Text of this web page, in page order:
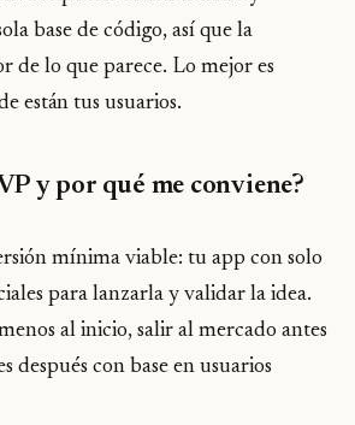
base de código, así que la
de lo que parece. Lo mejor es
están tus usuarios.
y por qué me conviene?
mínima viable: tu app con solo
para lanzarla y validar la idea.
al inicio, salir al mercado antes
después con base en usuarios